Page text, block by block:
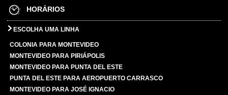
HORÁRIOS
ESCOLHA UMA LINHA
COLONIA PARA MONTEVIDEO
MONTEVIDEO PARA PIRIÁPOLIS
MONTEVIDEO PARA PUNTA DEL ESTE
PUNTA DEL ESTE PARA AEROPUERTO CARRASCO
MONTEVIDEO PARA JOSÉ IGNACIO